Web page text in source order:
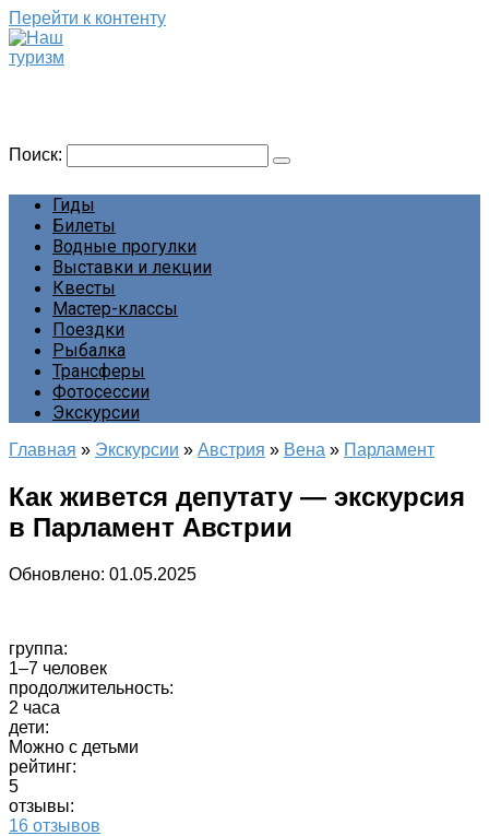
Перейти к контенту
Поиск:
Гиды
Билеты
Водные прогулки
Выставки и лекции
Квесты
Мастер-классы
Поездки
Рыбалка
Трансферы
Фотосессии
Экскурсии
Главная » Экскурсии » Австрия » Вена » Парламент
Как живется депутату — экскурсия
в Парламент Австрии
Обновлено: 01.05.2025
группа:
1–7 человек
продолжительность:
2 часа
дети:
Можно с детьми
рейтинг:
5
отзывы:
16 отзывов